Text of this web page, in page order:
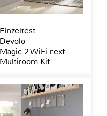
Einzeltest
Devolo
Magic 2 WiFi next
Multiroom Kit